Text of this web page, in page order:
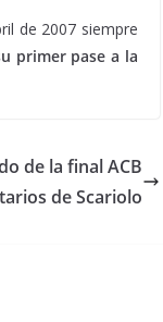
de 2007 siempre
primer pase a la
de la final ACB
de Scariolo